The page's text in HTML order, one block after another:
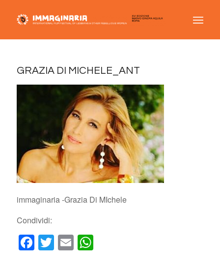
GRAZIA DI MICHELE_ANT
immaginaria -Grazia Di MIchele
Condividi:
Facebook
Twitter
EmailWhatsApp